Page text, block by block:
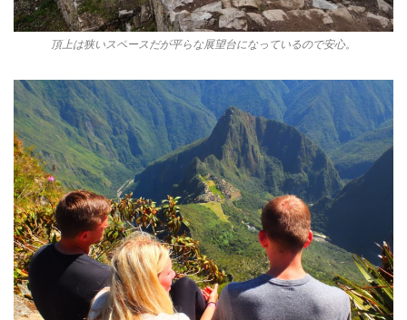
頂上は狭いスペースだが平らな展望台になっているので安心。